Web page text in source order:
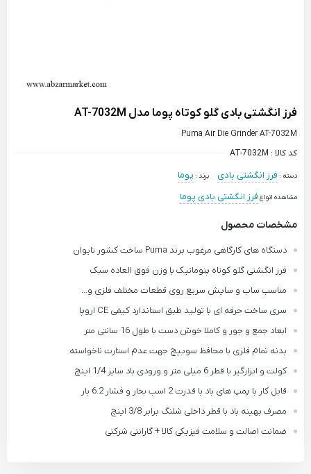
فرز انگشتی بادی گلو کوتاه پوما مدل AT-7032M
Puma Air Die Grinder AT-7032M
کد کالا : AT-7032M
دسته : فرز انگشتی بادی برند : پوما
مشاهده انواع فرز انگشتی بادی پوما
مشخصات محصول
دستگاه های کارگاهی مرغوب برند Puma ساخت کشور تایوان
فرز انگشتی گلو کوتاه پنوماتیک با وزن فوق العاده سبک
مناسب ساب و سایش سریع روی قطعات مختلف فلزی و...
سری ساخت حرفه ای با تولید طبق استاندارد کیفی CE اروپا
ابعاد جمع و جور و کاملا خوش دست با طول 16 سانتی متر
بدنه تمام فلزی با محافظ سوییچ جهت عدم استارت ناخواسته
کولت و ابزارگیر با قطر 6 میلی متر و ورودی باد سایز 1/4 اینچ
قابل کار با پمپ های باد با قدرت 2 اسب بخار و فشار 6.2 بار
مصرف بهینه باد با قطر داخلی شلنگ برابر 3/8 اینچ
ضمانت اصالت و سلامت فیزیکی کالا + گارانتی شرکتی